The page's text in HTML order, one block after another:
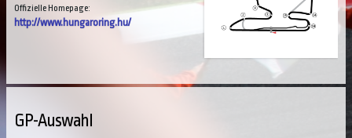
Offizielle Homepage:
http://www.hungaroring.hu/
GP-Auswahl